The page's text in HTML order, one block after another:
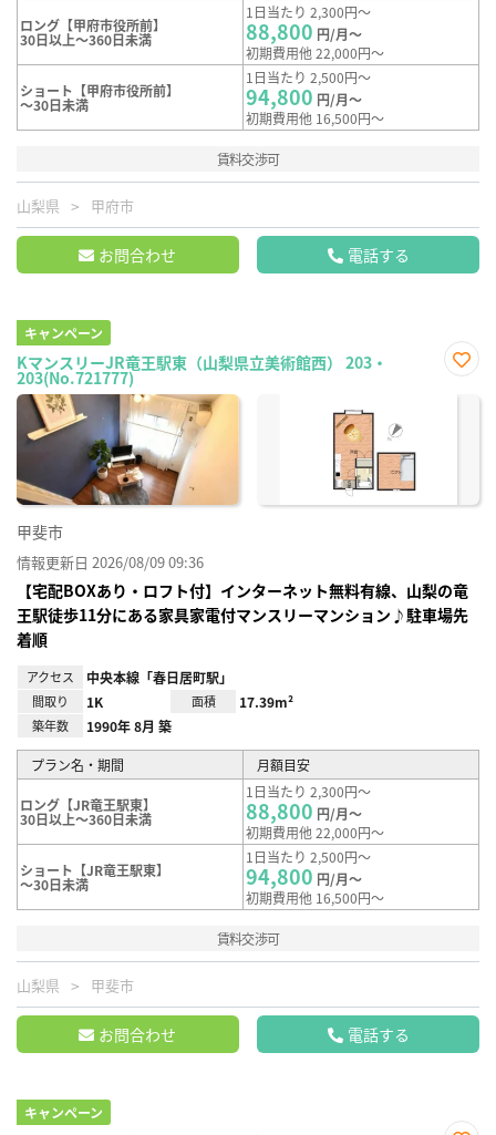
ロング【甲府市役所前】
30日以上～360日未満
1日当たり 2,300円～
88,800 円/月～
初期費用他 22,000円～
ショート【甲府市役所前】
～30日未満
1日当たり 2,500円～
94,800 円/月～
初期費用他 16,500円～
賃料交渉可
山梨県 甲府市
お問合わせ 電話する
キャンペーン
KマンスリーJR竜王駅東（山梨県立美術館西） 203・
203(No.721777)
に入
甲斐市
情報更新日 2026/08/09 09:36
【宅配BOXあり・ロフト付】インターネット無料有線、山梨の竜
王駅徒歩11分にある家具家電付マンスリーマンション♪駐車場先
着順
アクセス 中央本線「春日居町駅」
間取り 1K 面積 17.39m²
築年数 1990年 8月 築
プラン名・期間 月額目安
ロング【JR竜王駅東】
30日以上～360日未満
1日当たり 2,300円～
88,800 円/月～
初期費用他 22,000円～
ショート【JR竜王駅東】
～30日未満
1日当たり 2,500円～
94,800 円/月～
初期費用他 16,500円～
賃料交渉可
山梨県 甲斐市
お問合わせ 電話する
キャンペーン